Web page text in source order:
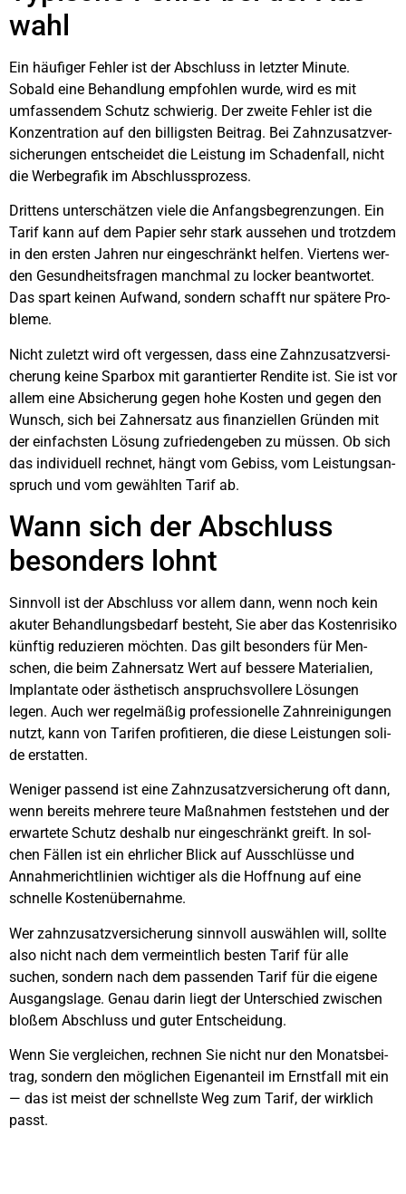
wahl
Ein häu­fi­ger Feh­ler ist der Abschluss in letz­ter Minu­te.
Sobald eine Behand­lung emp­foh­len wur­de, wird es mit
umfas­sen­dem Schutz schwie­rig. Der zwei­te Feh­ler ist die
Kon­zen­tra­ti­on auf den bil­ligs­ten Bei­trag. Bei Zahn­zu­satz­ver­
si­che­run­gen ent­schei­det die Leis­tung im Scha­den­fall, nicht
die Wer­be­gra­fik im Abschluss­pro­zess.
Drit­tens unter­schät­zen vie­le die Anfangs­be­gren­zun­gen. Ein
Tarif kann auf dem Papier sehr stark aus­se­hen und trotz­dem
in den ers­ten Jah­ren nur ein­ge­schränkt hel­fen. Vier­tens wer­
den Gesund­heits­fra­gen manch­mal zu locker beant­wor­tet.
Das spart kei­nen Auf­wand, son­dern schafft nur spä­te­re Pro­
ble­me.
Nicht zuletzt wird oft ver­ges­sen, dass eine Zahn­zu­satz­ver­si­
che­rung kei­ne Spar­box mit garan­tier­ter Ren­di­te ist. Sie ist vor
allem eine Absi­che­rung gegen hohe Kos­ten und gegen den
Wunsch, sich bei Zahn­ersatz aus finan­zi­el­len Grün­den mit
der ein­fachs­ten Lösung zufrie­den­ge­ben zu müs­sen. Ob sich
das indi­vi­du­ell rech­net, hängt vom Gebiss, vom Leis­tungs­an­
spruch und vom gewähl­ten Tarif ab.
Wann sich der Abschluss
beson­ders lohnt
Sinn­voll ist der Abschluss vor allem dann, wenn noch kein
aku­ter Behand­lungs­be­darf besteht, Sie aber das Kos­ten­ri­si­ko
künf­tig redu­zie­ren möch­ten. Das gilt beson­ders für Men­
schen, die beim Zahn­ersatz Wert auf bes­se­re Mate­ria­li­en,
Implan­ta­te oder ästhe­tisch anspruchs­vol­le­re Lösun­gen
legen. Auch wer regel­mä­ßig pro­fes­sio­nel­le Zahn­rei­ni­gun­gen
nutzt, kann von Tari­fen pro­fi­tie­ren, die die­se Leis­tun­gen soli­
de erstat­ten.
Weni­ger pas­send ist eine Zahn­zu­satz­ver­si­che­rung oft dann,
wenn bereits meh­re­re teu­re Maß­nah­men fest­ste­hen und der
erwar­te­te Schutz des­halb nur ein­ge­schränkt greift. In sol­
chen Fäl­len ist ein ehr­li­cher Blick auf Aus­schlüs­se und
Annah­me­richt­li­ni­en wich­ti­ger als die Hoff­nung auf eine
schnel­le Kos­ten­über­nah­me.
Wer zahn­zu­satz­ver­si­che­rung sinn­voll aus­wäh­len will, soll­te
also nicht nach dem ver­meint­lich bes­ten Tarif für alle
suchen, son­dern nach dem pas­sen­den Tarif für die eige­ne
Aus­gangs­la­ge. Genau dar­in liegt der Unter­schied zwi­schen
blo­ßem Abschluss und guter Ent­schei­dung.
Wenn Sie ver­glei­chen, rech­nen Sie nicht nur den Monats­bei­
trag, son­dern den mög­li­chen Eigen­an­teil im Ernst­fall mit ein
— das ist meist der schnells­te Weg zum Tarif, der wirk­lich
passt.